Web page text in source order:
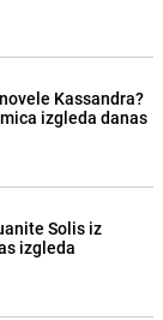
Kassandra?
izgleda danas
Solis iz
izgleda